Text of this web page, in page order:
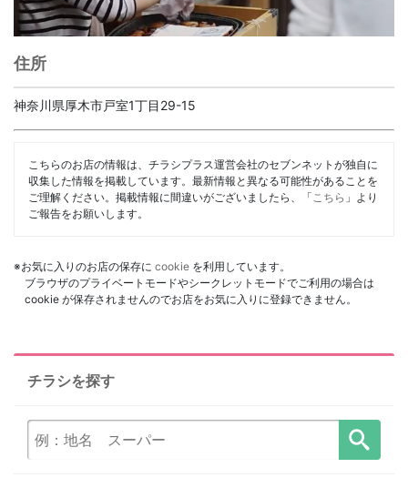
住所
神奈川県厚木市戸室1丁目29-15
こちらのお店の情報は、チラシプラス運営会社のセブンネットが独自に
収集した情報を掲載しています。最新情報と異なる可能性があることを
ご理解ください。掲載情報に間違いがございましたら、「 こちら 」より
ご報告をお願いします。
※お気に入りのお店の保存に cookie を利用しています。
ブラウザのプライベートモードやシークレットモードでご利用の場合は
cookie が保存されませんのでお店をお気に入りに登録できません。
チラシを探す